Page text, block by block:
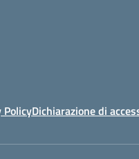
PolicyDichiarazione di